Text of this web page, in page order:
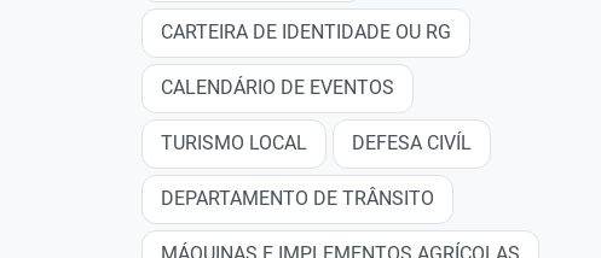
CARTEIRA DE IDENTIDADE OU RG
CALENDÁRIO DE EVENTOS
TURISMO LOCAL DEFESA CIVÍL
DEPARTAMENTO DE TRÂNSITO